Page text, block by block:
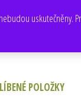
POLOŽKY